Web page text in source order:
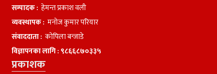
सम्पादक : हेमन्त प्रकाश वली
व्यवस्थापक : मनाेज कुमार परियार
संवाददाता : काेपिला बन्जाडे
विज्ञापनका लागि : ९८६६८७०३३५
प्रकाशक